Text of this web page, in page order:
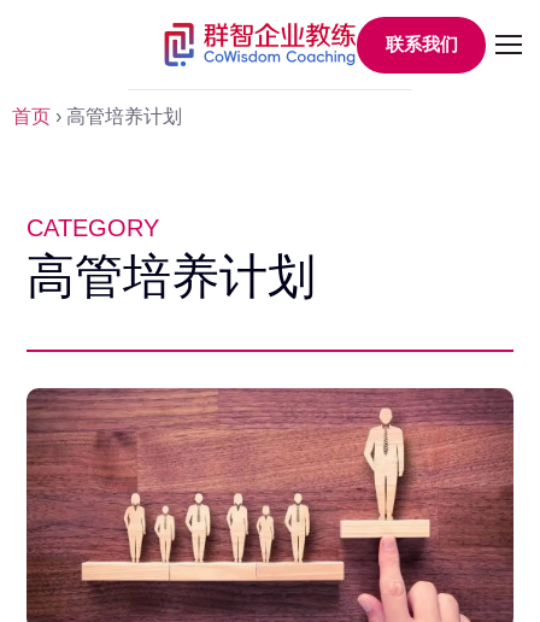
联系我们
首页 › 高管培养计划
CATEGORY
高管培养计划